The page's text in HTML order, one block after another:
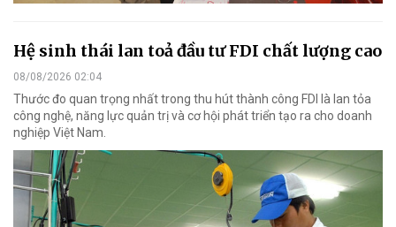
Hệ sinh thái lan toả đầu tư FDI chất lượng cao
08/08/2026 02:04
Thước đo quan trọng nhất trong thu hút thành công FDI là lan tỏa
công nghệ, năng lực quản trị và cơ hội phát triển tạo ra cho doanh
nghiệp Việt Nam.